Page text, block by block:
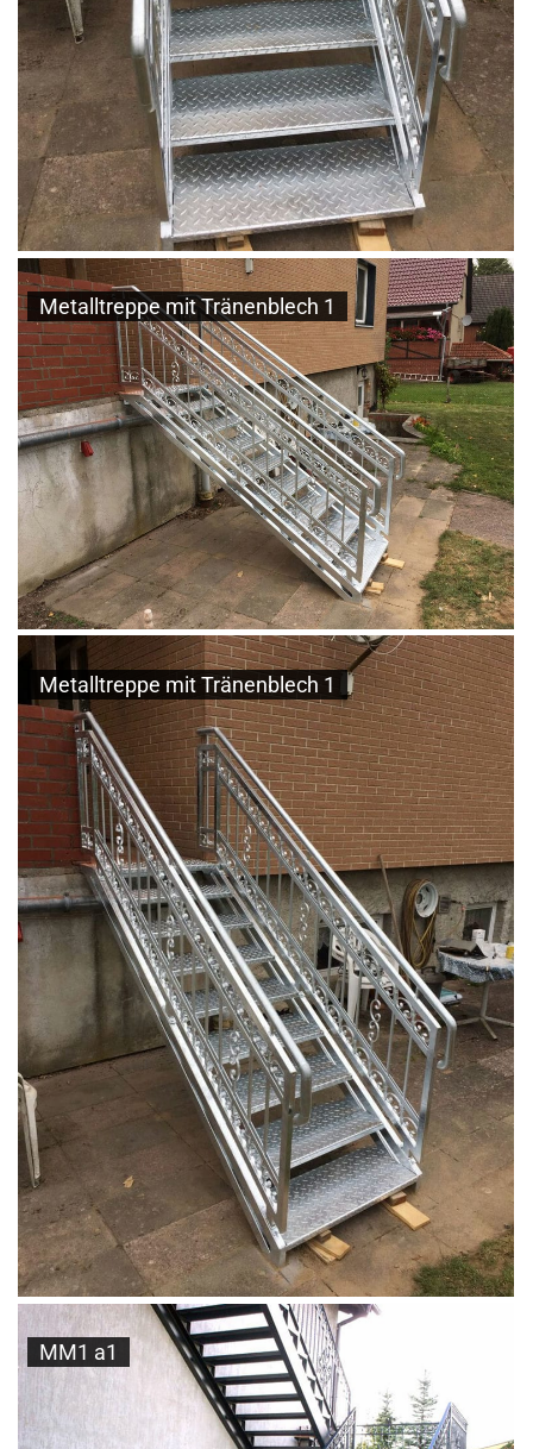
Metalltreppe mit Tränenblech 1
Metalltreppe mit Tränenblech 1
MM1 a1